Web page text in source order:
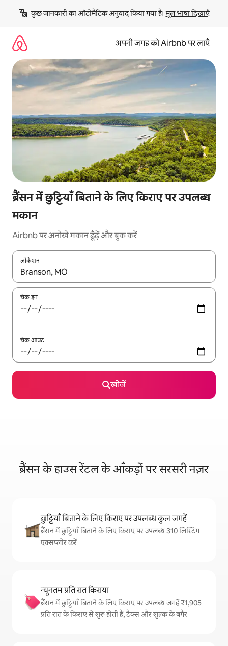
छोड़कर
कॉन्टेंट
कुछ जानकारी का ऑटोमैटिक अनुवाद किया गया है। मूल भाषा दिखाएँ
अपनी जगह को Airbnb पर लाएँ
ब्रैंसन में छुट्टियाँ बिताने के लिए किराए पर उपलब्ध
मकान
Airbnb पर अनोखे मकान ढूँढ़ें और बुक करें
लोकेशन
नतीजों के उपलब्ध होने पर, अप और डाउन 'ऐरो की' का इस्तेमाल करके नेविगेट
चेक इन
चेक आउट
खोजें
ब्रैंसन के हाउस रेंटल के आँकड़ों पर सरसरी नज़र
छुट्टियाँ बिताने के लिए किराए पर उपलब्ध कुल जगहें
ब्रैंसन में छुट्टियाँ बिताने के लिए किराए पर उपलब्ध 310 लिस्टिंग
एक्सप्लोर करें
न्यूनतम प्रति रात किराया
ब्रैंसन में छुट्टियाँ बिताने के लिए किराए पर उपलब्ध जगहें ₹1,905
प्रति रात के किराए से शुरू होती हैं, टैक्स और शुल्क के बगैर